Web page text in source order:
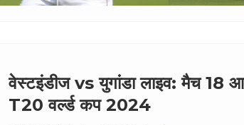
वेस्टइंडीज vs युगांडा लाइव: मैच 18
T20 वर्ल्ड कप 2024